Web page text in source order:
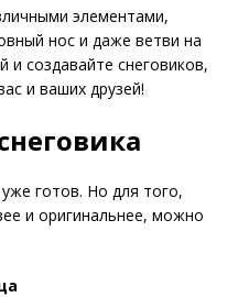
элементами,
нос и даже ветви на
и создавайте снеговиков,
и ваших друзей!
готов. Но для того,
и оригинальнее, можно